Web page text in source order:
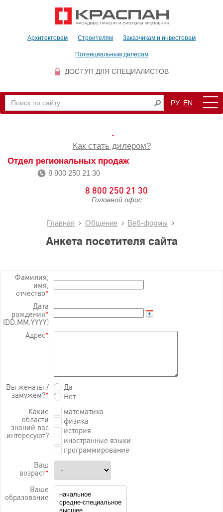
Архитекторам Строителям Заказчикам и инвесторам
Потенциальным дилерам
ДОСТУП ДЛЯ СПЕЦИАЛИСТОВ
РУ EN
Как стать дилером?
Отдел региональных продаж
8 800 250 21 30
8 800 250 21 30
Головной офис
Главная Общение Веб-формы
Анкета посетителя сайта
Фамилия,
имя,
отчество*
Дата
рождения*
(DD.MM.YYYY)
Адрес*
Вы женаты /
замужем?*
Да
Нет
Какие
области
знаний вас
интересуют?
математика
физика
история
иностранные языки
программирование
Ваш
возраст*
Ваше
образование